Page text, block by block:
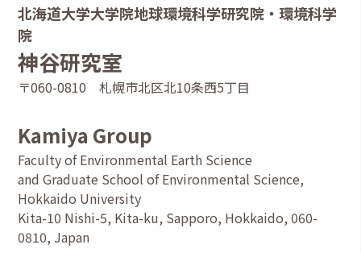
北海道大学大学院地球環境科学研究院・環境科学
院
神谷研究室
〒060-0810 札幌市北区北10条西5丁目
Kamiya Group
Faculty of Environmental Earth Science
and Graduate School of Environmental Science,
Hokkaido University
Kita-10 Nishi-5, Kita-ku, Sapporo, Hokkaido, 060-
0810, Japan